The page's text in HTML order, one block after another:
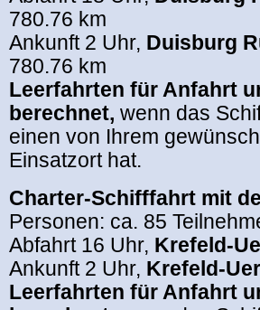
780.76 km
Ankunft 2 Uhr, Duisburg
780.76 km
Leerfahrten für Anfahrt
berechnet, wenn das
einen von Ihrem
Einsatzort hat.
Charter-Schifffahrt mit
Personen: ca. 85
Abfahrt 16 Uhr, Krefeld-
Ankunft 2 Uhr, Krefeld-
Leerfahrten für Anfahrt